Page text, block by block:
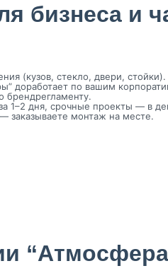
бизнеса и
(кузов, стекло, двери, стойки).
доработает по вашим
брендрегламенту.
1–2 дня, срочные проекты — в
заказываете монтаж на месте.